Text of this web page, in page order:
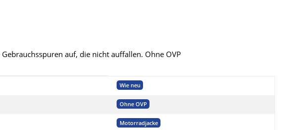
auf, die nicht auffallen. Ohne OVP
Wie neu
Ohne OVP
Motorradjacke